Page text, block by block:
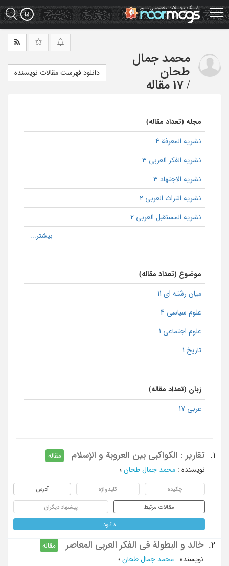
Skip
to
main
محمد جمال
طحان
/ 17 مقاله
دانلود فهرست مقالات نویسنده
مجله (تعداد مقاله)
نشریه المعرفة 4
نشریه الفکر العربی 3
نشریه الاجتهاد 3
نشریه التراث العربی 2
نشریه المستقبل العربی 2
موضوع (تعداد مقاله)
میان رشته ای 11
علوم سیاسی 4
علوم اجتماعی 1
تاریخ 1
زبان (تعداد مقاله)
عربی 17
1. تقاریر : الکواکبی بین العروبة و الإسلام
مقاله
نویسنده : محمد جمال طحان ؛
چکیده کلیدواژه آدرس
مقالات مرتبط پیشنهاد دیگران
دانلود
2. خالد و البطولة فی الفکر العربی المعاصر
مقاله
نویسنده : محمد جمال طحان ؛